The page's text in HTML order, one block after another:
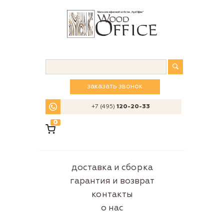
заказать звонок
+7 (495)120-20-33
0
доставка и сборка
гарантия и возврат
контакты
о нас